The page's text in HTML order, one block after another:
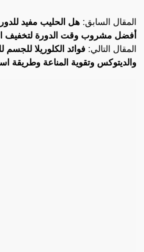
المقال السابق: هل الحليب مفيد
أفضل مشروب وقت الدورة لتخفيف
المقال التالي: فوائد الكلوريلا
والديتوكس وتقوية المناعة وطريقة